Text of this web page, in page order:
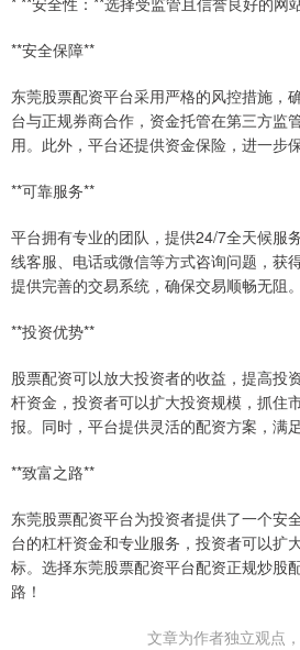
**安全保障**
东莞股票配资平台采用严格的风控措施，
台与正规券商合作，资金托管在第三方监
用。此外，平台还提供资金保险，进一步
**可靠服务**
平台拥有专业的团队，提供24/7全天候服
线客服、电话或微信等方式咨询问题，获
提供完善的交易系统，确保交易顺畅无阻。
**投资优势**
股票配资可以放大投资者的收益，提高投
杆资金，投资者可以扩大投资规模，抓住
报。同时，平台提供灵活的配资方案，满
**致富之路**
东莞股票配资平台为投资者提供了一个安
台的杠杆资金和专业服务，投资者可以扩
标。选择东莞股票配资平台配资正规炒股
路！
文章为作者独立观点